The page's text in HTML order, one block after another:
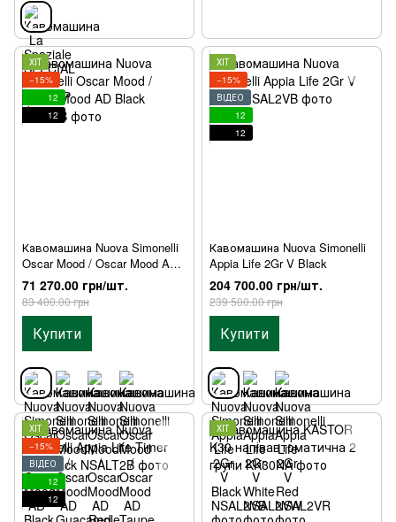
ХІТ
−15%
12
12
Кавомашина Nuova Simonelli
Oscar Mood / Oscar Mood AD
Black
71 270.00 грн/шт.
83 400.00 грн
Купити
ХІТ
−15%
ВІДЕО
12
12
Кавомашина Nuova Simonelli
Appia Life 2Gr V Black
204 700.00 грн/шт.
239 500.00 грн
Купити
ХІТ
−15%
ВІДЕО
12
12
ХІТ